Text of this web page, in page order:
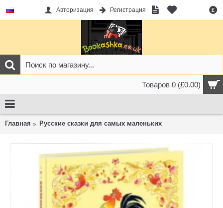
£
Авторизация Регистрация
Товаров 0 (£0.00)
Главная Русские сказки для самых маленьких